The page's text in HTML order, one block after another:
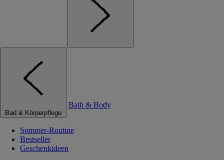
Bad & Körperpflege
Bath & Body
Sommer-Routine
Bestseller
Geschenkideen